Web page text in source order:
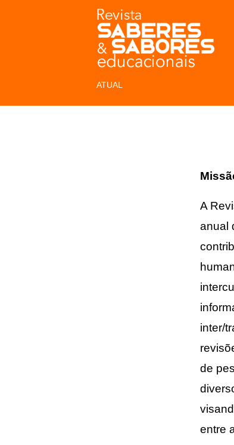
ATUAL
A
anual
inter/
de
entre